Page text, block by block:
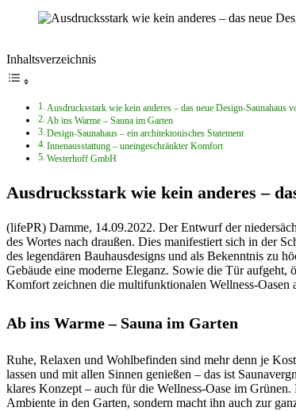
Inhaltsverzeichnis
Ausdrucksstark wie kein anderes – das neue Design-Saunahaus
Ab ins Warme – Sauna im Garten
Design-Saunahaus – ein architektonisches Statement
Innenausstattung – uneingeschränkter Komfort
Westerhoff GmbH
Ausdrucksstark wie kein anderes –
(lifePR) Damme, 14.09.2022. Der Entwurf der
des Wortes nach draußen. Dies manifestiert sich in der
des legendären Bauhausdesigns und als Bekenntnis zu
Gebäude eine moderne Eleganz. Sowie die Tür
Komfort zeichnen die multifunktionalen Wellness-Oasen
Ab ins Warme – Sauna im Garten
Ruhe, Relaxen und Wohlbefinden sind mehr denn je
lassen und mit allen Sinnen genießen – das ist
klares Konzept – auch für die Wellness-Oase im
Ambiente in den Garten, sondern macht ihn auch zur